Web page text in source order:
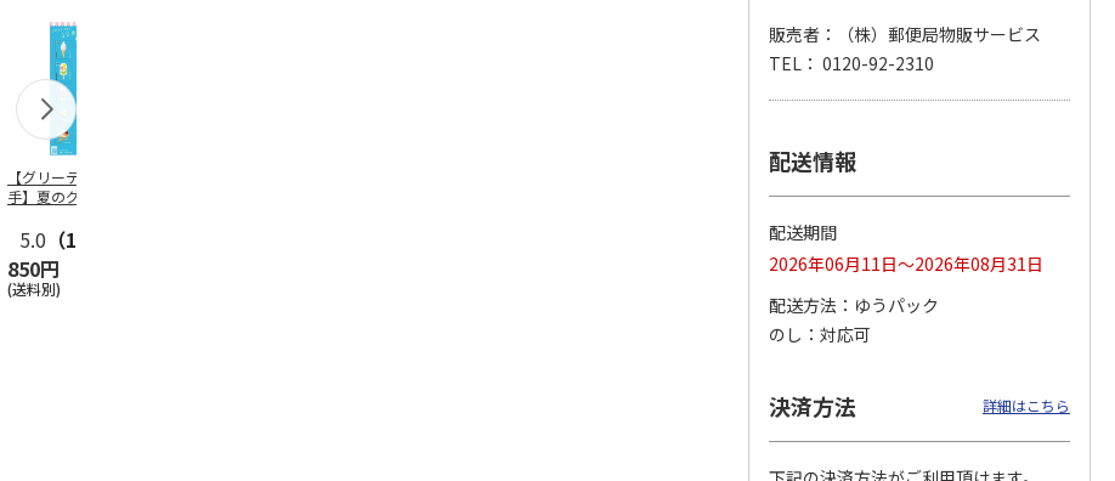
【グリーティング切
手】夏のグリーティ
5.0 （10）
850円
(送料別)
手】ハッピーグリー
【グリーティング切
手】グリーティング
円…
4.8（11）
5,500円
通切手・千鳥（1シ
11,000円
販売者：（株）郵便局物販サービス
TEL： 0120-92-2310
配送情報
配送期間
2026年06月11日～2026年08月31日
配送方法
ゆうパック
のし
対応可
決済方法 詳細はこちら